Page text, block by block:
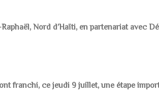
Nord d’Haïti, en partenariat avec
franchi, ce jeudi 9 juillet, une étape